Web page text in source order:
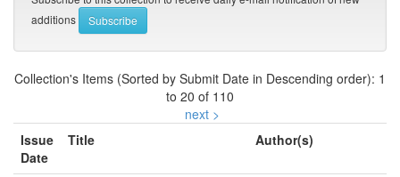
additions
Collection's Items (Sorted by Submit Date in Descending order): 1
to 20 of 110
next >
Issue
Date
Title Author(s)